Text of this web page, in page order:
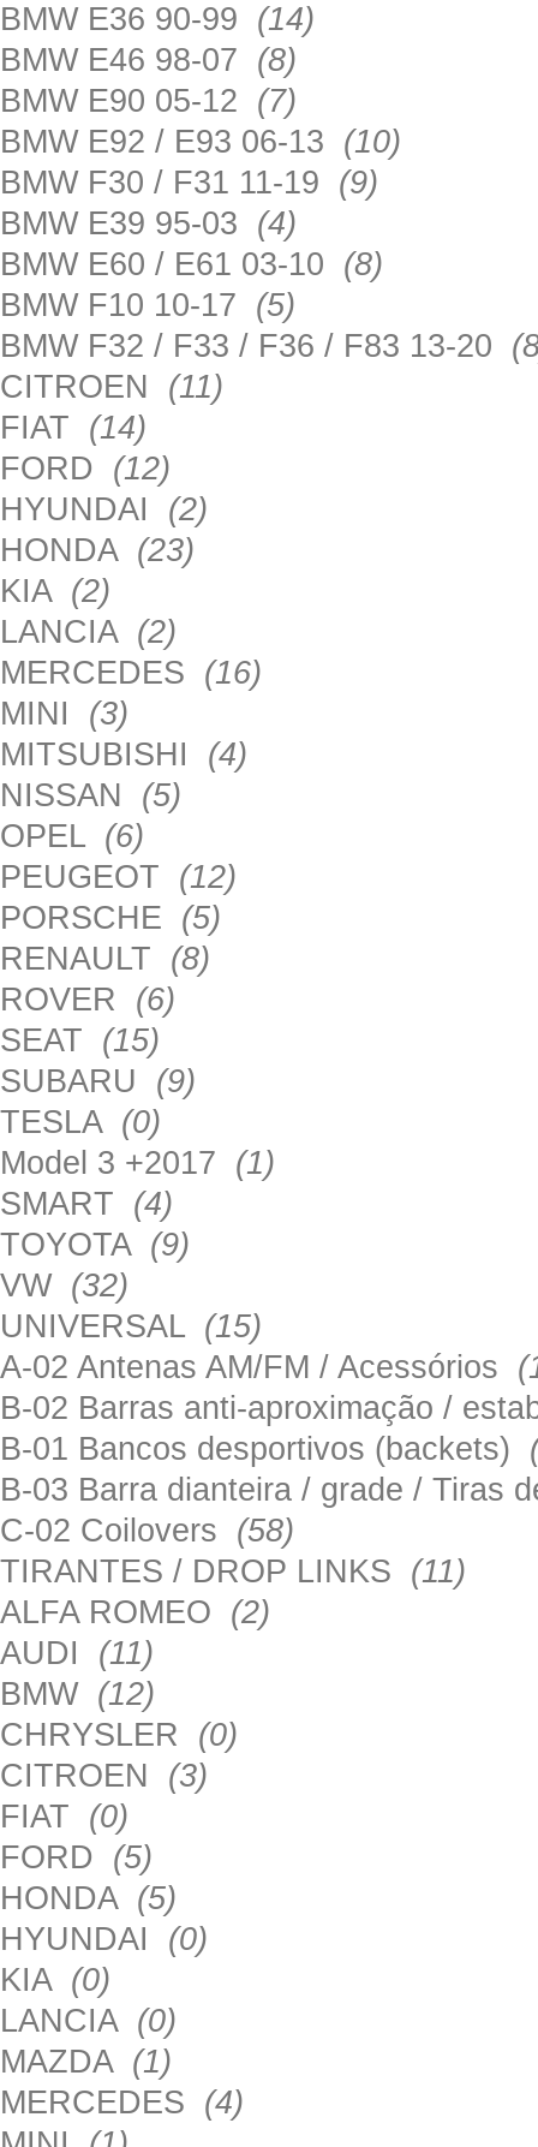
BMW E36 90-99 (14)
BMW E46 98-07 (8)
BMW E90 05-12 (7)
BMW E92 / E93 06-13 (10)
BMW F30 / F31 11-19 (9)
BMW E39 95-03 (4)
BMW E60 / E61 03-10 (8)
BMW F10 10-17 (5)
BMW F32 / F33 / F36 / F83 13-20
CITROEN (11)
FIAT (14)
FORD (12)
HYUNDAI (2)
HONDA (23)
KIA (2)
LANCIA (2)
MERCEDES (16)
MINI (3)
MITSUBISHI (4)
NISSAN (5)
OPEL (6)
PEUGEOT (12)
PORSCHE (5)
RENAULT (8)
ROVER (6)
SEAT (15)
SUBARU (9)
TESLA (0)
Model 3 +2017 (1)
SMART (4)
TOYOTA (9)
VW (32)
UNIVERSAL (15)
A-02 Antenas AM/FM / Acessórios
B-02 Barras anti-aproximação /
B-01 Bancos desportivos (backets)
B-03 Barra dianteira / grade / Tiras
C-02 Coilovers (58)
TIRANTES / DROP LINKS (11)
ALFA ROMEO (2)
AUDI (11)
BMW (12)
CHRYSLER (0)
CITROEN (3)
FIAT (0)
FORD (5)
HONDA (5)
HYUNDAI (0)
KIA (0)
LANCIA (0)
MAZDA (1)
MERCEDES (4)